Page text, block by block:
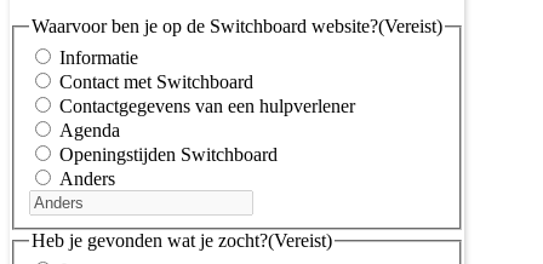
Waarvoor ben je op de Switchboard website?(Vereist)
Informatie
Contact met Switchboard
Contactgegevens van een hulpverlener
Agenda
Openingstijden Switchboard
Anders
Heb je gevonden wat je zocht?(Vereist)